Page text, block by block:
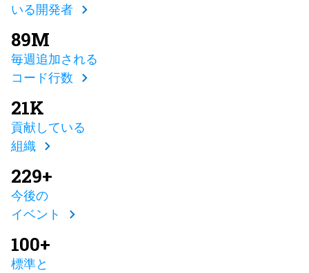
いる開発者
89M
毎週追加される
コード行数
21K
貢献している
組織
229+
今後の
イベント
100+
標準と